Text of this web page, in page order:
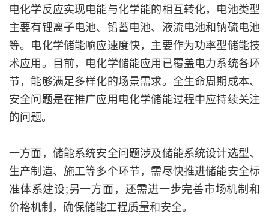
电化学反应实现电能与化学能的相互转化，电池类型
主要有锂离子电池、铅蓄电池、液流电池和钠硫电池
等。电化学储能响应速度快，主要作为功率型储能技
术应用。目前，电化学储能应用已覆盖电力系统各环
节，能够满足多样化的场景需求。全生命周期成本、
安全问题是在推广应用电化学储能过程中应持续关注
的问题。
一方面，储能系统安全问题涉及储能系统设计选型、
生产制造、施工等多个环节，需尽快推进储能安全标
准体系建设;另一方面，还需进一步完善市场机制和
价格机制，确保储能工程质量和安全。